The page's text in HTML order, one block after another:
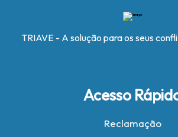
TRIAVE - A solução para os seus
Acesso
Reclamação